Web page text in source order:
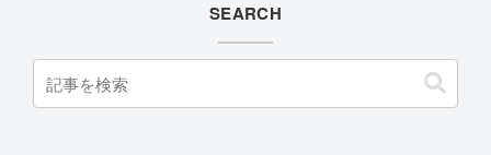
SEARCH